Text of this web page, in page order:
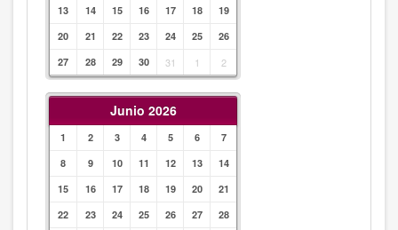
13
14 15 16 17 18
19
20
21 22 23 24 25
26
27
28 29 30 31 1 2
Junio 2026
1 2 3 4 5 6
7
8
9 10 11 12 13
14
15
16 17 18 19 20
21
22
23 24 25 26 27
28